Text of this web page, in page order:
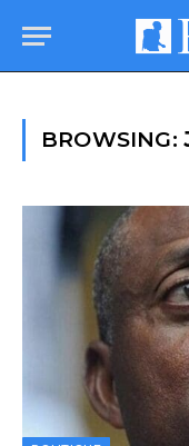
BROWSING: